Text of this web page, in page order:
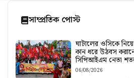
সাম্প্রতিক পোস্ট
ঘাটালের ওসিকে
কান ধরে উঠবস
সিপিআইএম নেতা
06/08/2026